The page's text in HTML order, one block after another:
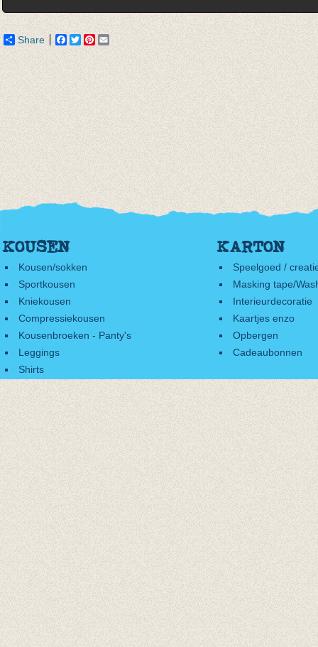
Share Facebook
TwitterPinterest
KOUSEN
Kousen/sokken
Sportkousen
Kniekousen
Compressiekousen
Kousenbroeken - Panty's
Leggings
Shirts
KARTON
Speelgoed /
Masking tape/
Interieurdecoratie
Kaartjes enzo
Opbergen
Cadeaubonnen